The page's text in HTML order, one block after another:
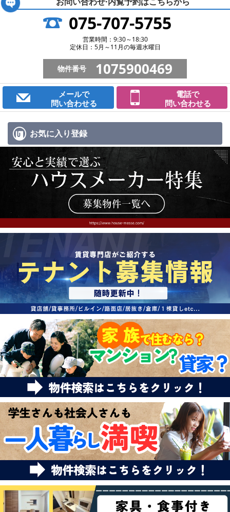
075-707-5755
営業時間：9:30～18:30
定休日：5月～11月の毎週水曜日
物件番号 1075900469
メールで
問い合わせる
電話で
問い合わせる
お気に入り登録